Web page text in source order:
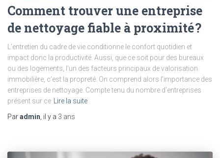
Comment trouver une entreprise
de nettoyage fiable à proximité ?
L’entretien du cadre de vie conditionne le confort quotidien et
impact donc la productivité. Aussi, que ce soit pour des bureaux
ou des logements, l’un des facteurs principaux de valorisation
immobilière, c’est la propreté. On comprend alors l’importance des
entreprises de nettoyage. Compte tenu du nombre d’entreprises
présent sur ce
Lire la suite
Paradmin , il y a 3 ans